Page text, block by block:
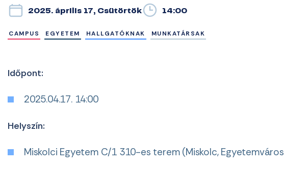
2025. április 17, Csütörtök 14:00
CAMPUS EGYETEM HALLGATÓKNAK MUNKATÁRSAK
Időpont:
2025.04.17. 14:00
Helyszín:
Miskolci Egyetem C/1 310-es terem (Miskolc, Egyetemváros